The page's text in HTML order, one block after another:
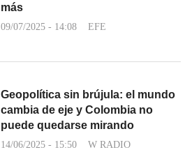
más
09/07/2025 - 14:08 EFE
Geopolítica sin brújula: el mundo
cambia de eje y Colombia no
puede quedarse mirando
14/06/2025 - 15:50 W RADIO